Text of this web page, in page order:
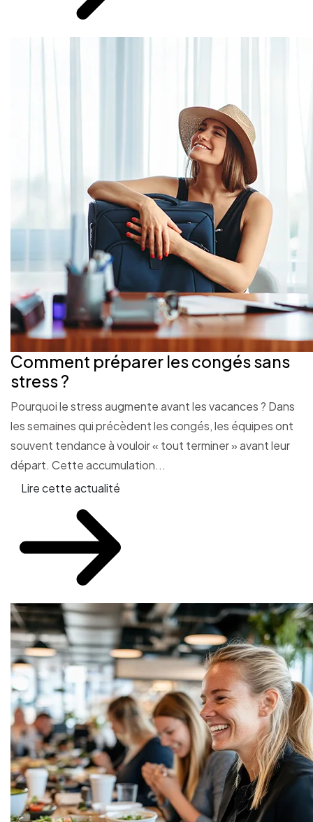
Comment préparer les congés sans
stress ?
Pourquoi le stress augmente avant les vacances ? Dans
les semaines qui précèdent les congés, les équipes ont
souvent tendance à vouloir « tout terminer » avant leur
départ. Cette accumulation...
Lire cette actualité